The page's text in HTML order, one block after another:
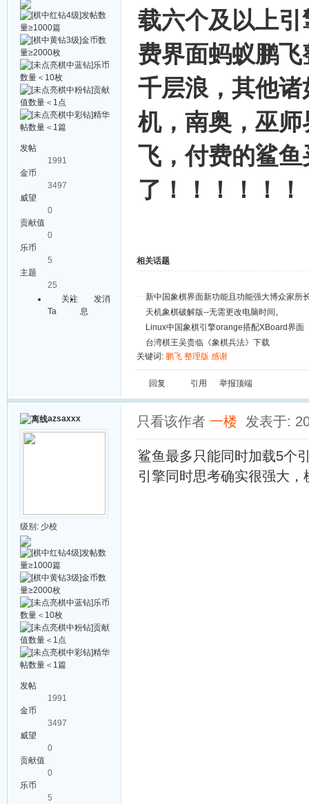
发帖
1991
金币
3497
威望
0
贡献值
0
乐币
5
主题
25
关注
Ta
发消
息
载六个及以上
费界面蚂蚁鹏
千层浪，其他
机，南奥，巫
飞，付费的鲨
了！！！！！！
相关话题
新中国象棋界面新功能且功能强大博众家所
天机象棋破解版--无需更改电脑时间。
Linux中国象棋引擎orange搭配XBoard界面
台湾棋王吴贵临《象棋兵法》下载
关键词: 鹏飞 整理版 感谢
回复 引用 举报顶端
azsaxxx
级别: 少校
发帖
1991
金币
3497
威望
0
贡献值
0
乐币
5
只看该作者 一楼 发表于:
鲨鱼最多只能同时加载5个
引擎同时思考确实很强大